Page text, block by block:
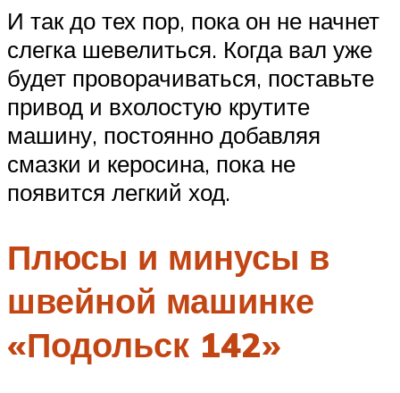
И так до тех пор, пока он не начнет
слегка шевелиться. Когда вал уже
будет проворачиваться, поставьте
привод и вхолостую крутите
машину, постоянно добавляя
смазки и керосина, пока не
появится легкий ход.
Плюсы и минусы в
швейной машинке
«Подольск 142»